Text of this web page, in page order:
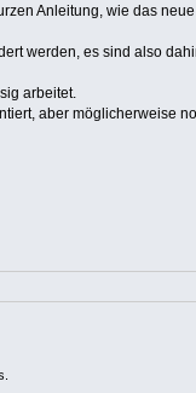
Anleitung, wie das
werden, es sind also
arbeitet.
aber möglicherweise